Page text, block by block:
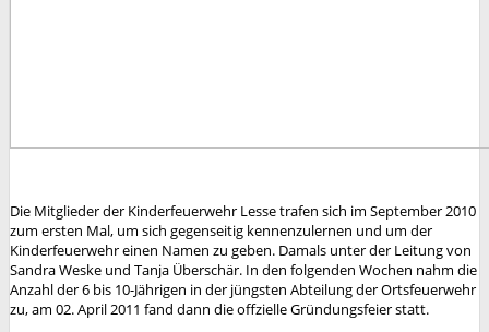
Die Mitglieder der Kinderfeuerwehr Lesse trafen sich im September 2010
zum ersten Mal, um sich gegenseitig kennenzulernen und um der
Kinderfeuerwehr einen Namen zu geben. Damals unter der Leitung von
Sandra Weske und Tanja Überschär. In den folgenden Wochen nahm die
Anzahl der 6 bis 10-Jährigen in der jüngsten Abteilung der Ortsfeuerwehr
zu, am 02. April 2011 fand dann die offzielle Gründungsfeier statt.